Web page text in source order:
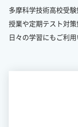
多摩科学技術高校受
授業や定期テスト対策
日々の学習にもご利用